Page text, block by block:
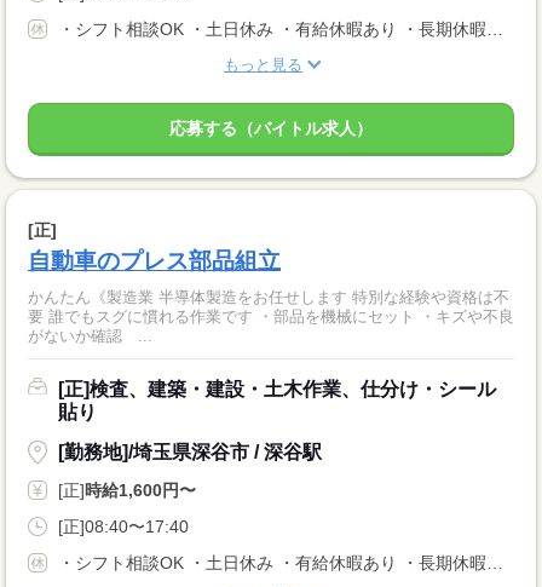
もっと見る
応募する（バイトル求人）
[正]
自動車のプレス部品組立
かんたん《製造業 半導体製造をお任せします 特別な経験や資格は不
要 誰でもスグに慣れる作業です ・部品を機械にセット ・キズや不良
がないか確認 ...
[正]検査、建築・建設・土木作業、仕分け・シール
貼り
[勤務地]/埼玉県深谷市 / 深谷駅
[正]時給1,600円〜
[正]08:40〜17:40